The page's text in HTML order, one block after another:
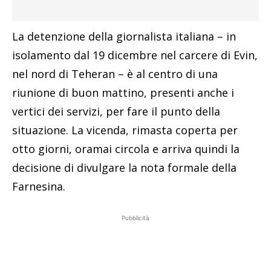
La detenzione della giornalista italiana – in
isolamento dal 19 dicembre nel carcere di Evin,
nel nord di Teheran – è al centro di una
riunione di buon mattino, presenti anche i
vertici dei servizi, per fare il punto della
situazione. La vicenda, rimasta coperta per
otto giorni, oramai circola e arriva quindi la
decisione di divulgare la nota formale della
Farnesina.
Pubblicità